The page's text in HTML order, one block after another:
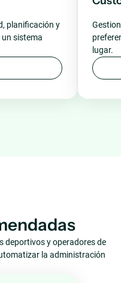
planificación y
sistema
lugar.
deportivos y operadores de
la administración